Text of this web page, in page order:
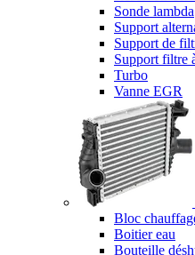
Sonde lambda
Support
Support de
Support filtre
Turbo
Vanne EGR
Bloc
Boitier eau
Bouteille